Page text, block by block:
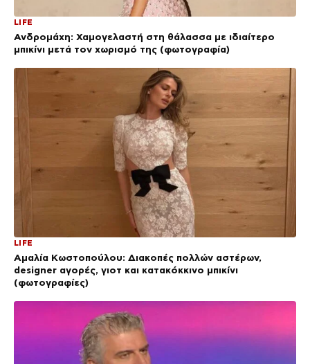
LIFE
Ανδρομάχη: Χαμογελαστή στη θάλασσα με ιδιαίτερο
μπικίνι μετά τον χωρισμό της (φωτογραφία)
LIFE
Αμαλία Κωστοπούλου: Διακοπές πολλών αστέρων,
designer αγορές, γιοτ και κατακόκκινο μπικίνι
(φωτογραφίες)